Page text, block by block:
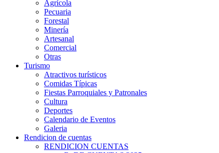
Agrícola
Pecuaria
Forestal
Minería
Artesanal
Comercial
Otras
Turismo
Atractivos turísticos
Comidas Típicas
Fiestas Parroquiales y Patronales
Cultura
Deportes
Calendario de Eventos
Galeria
Rendicion de cuentas
RENDICION CUENTAS